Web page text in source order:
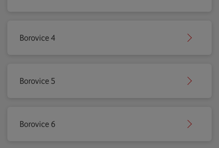
Borovice 4
Borovice 5
Borovice 6